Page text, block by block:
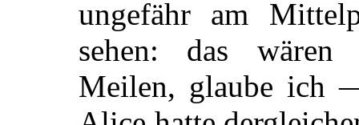
ungefähr am
sehen: das wären
Meilen, glaube ich